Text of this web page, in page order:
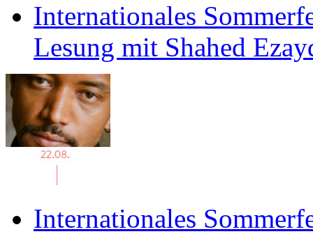
Internationales
Lesung mit Shahed
Internationales